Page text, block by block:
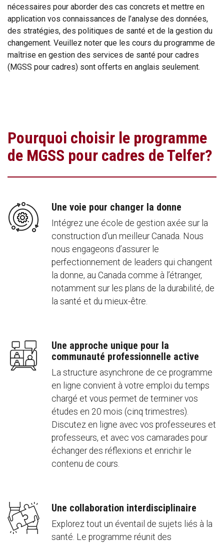
nécessaires pour aborder des cas concrets et mettre en
application vos connaissances de l’analyse des données,
des stratégies, des politiques de santé et de la gestion du
changement. Veuillez noter que les cours du programme de
maîtrise en gestion des services de santé pour cadres
(MGSS pour cadres) sont offerts en anglais seulement.
Pourquoi choisir le programme
de MGSS pour cadres de Telfer?
Une voie pour changer la donne
Intégrez une école de gestion axée sur la
construction d’un meilleur Canada. Nous
nous engageons d’assurer le
perfectionnement de leaders qui changent
la donne, au Canada comme à l’étranger,
notamment sur les plans de la durabilité, de
la santé et du mieux-être.
Une approche unique pour la
communauté professionnelle active
La structure asynchrone de ce programme
en ligne convient à votre emploi du temps
chargé et vous permet de terminer vos
études en 20 mois (cinq trimestres).
Discutez en ligne avec vos professeures et
professeurs, et avec vos camarades pour
échanger des réflexions et enrichir le
contenu de cours.
Une collaboration interdisciplinaire
Explorez tout un éventail de sujets liés à la
santé. Le programme réunit des